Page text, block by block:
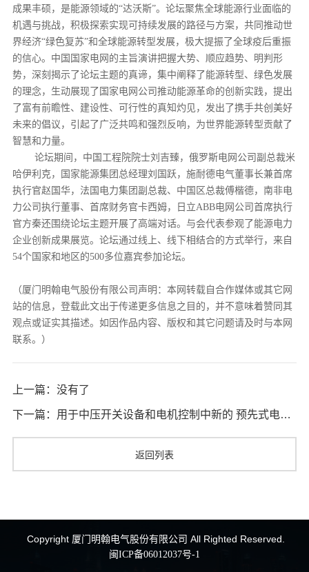
成果丰硕，是能源领域的“达沃斯”。论坛聚焦全球能源行业面临的
机遇与挑战，积极探索实现可持续发展的路径与方案，共同推动世
界经济“绿色复苏”和全球能源转型发展，极大提振了全球疫后重振
的信心。中国国家电网的主旨演讲把握大势、顺应趋势、明判形
势，深刻揭示了论坛主题的真谛，集中阐释了能源转型、绿色发展
的理念，生动展现了国家电网公司推动能源革命的创新实践，提出
了富有前瞻性、建设性、可行性的真知灼见，发出了携手共创美好
未来的倡议，引起了广泛共鸣和强烈反响，为世界能源转型贡献了
智慧和力量。
论坛期间，中国工程院院士刘吉臻，俄罗斯电网公司副总裁米
哈伊利克，国家能源集团总经理刘国跃，施耐德电气董事长兼首席
执行官赵国华，法国电力集团副总裁、中国区总裁傅楷德，南非电
力公司执行董事、首席财务官卡西姆，日立ABB电网公司首席执行
官方秦还围绕论坛主题开展了高端对话。与会代表参观了能源电力
企业创新成果展览。论坛通过线上、线下相结合的方式举行，来自
54个国家和地区的500多位嘉宾参加论坛。
（厦门明翰电气股份有限公司声明：本网转载自合作媒体或其它网
站的信息，登载此文出于传递更多信息之目的，并不意味着赞同其
观点或证实其描述。如因作品内容、版权和其它问题请及时与本网
联系。）
上一篇：没有了
下一篇：用于中压开关设备和电机控制中新的 预先式电弧故障检测技术
返回列表
Copyright 厦门明翰电气股份有限公司 All Righted Reserved.
闽ICP备06012037号-1